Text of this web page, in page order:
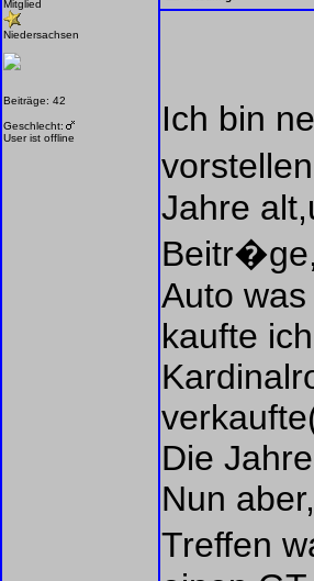
Mitglied
Niedersachsen
Beiträge: 42
Geschlecht:
User ist offline
Ich bin
Jahre
Auto
kaufte
Die
Nun
Treffen